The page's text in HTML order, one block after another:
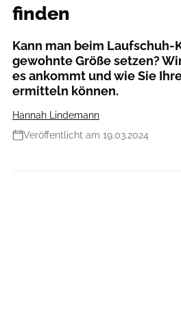
finden
Kann man beim Laufschuh-
gewohnte Größe setzen?
es ankommt und wie Sie
ermitteln können.
Hannah Lindemann
Veröffentlicht am 19.03.2024